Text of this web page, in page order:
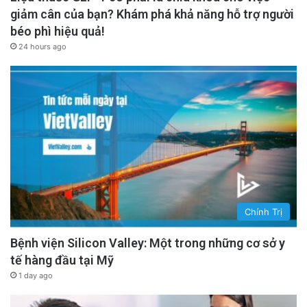
ở bệnh viện và sắp trở thành sinh viên y khoa.
Đó là khối u ác tính. Cô chắc chắn về điều đó,
nhưng không biết phải tiếp cận Hamilton như
thế nào.
advertisement
giảm cân của bạn? Khám phá khả năng hỗ trợ người
béo phì hiệu quả!
24 hours ago
Chính Trị
Bệnh viện Silicon Valley: Một trong những cơ sở y
tế hàng đầu tại Mỹ
1 day ago